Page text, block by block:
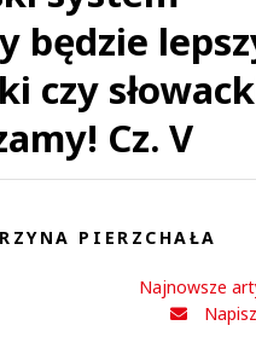
będzie
czy
Cz. V
PIERZCHAŁA
Najnowsze